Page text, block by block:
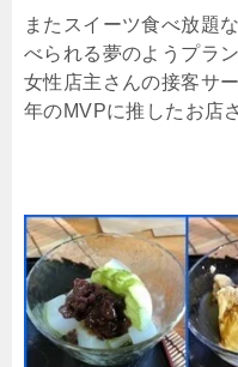
またスイーツ食べ放題
べられる夢のようプラン
女性店主さんの接客サ
年のMVPに推したお店